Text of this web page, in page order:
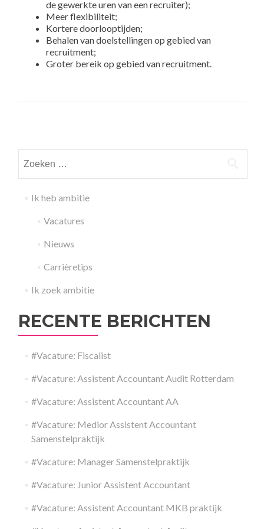
de gewerkte uren van een recruiter);
Meer flexibiliteit;
Kortere doorlooptijden;
Behalen van doelstellingen op gebied van
recruitment;
Groter bereik op gebied van recruitment.
naar:
Ik heb ambitie
Vacatures
Nieuws
Carrièretips
Ik zoek ambitie
RECENTE BERICHTEN
#Vacature: Fiscalist
#Vacature: Assistent Accountant Audit Rotterdam
#Vacature: Assistent Accountant AA
#Vacature: Medior Assistent Accountant
Samenstelpraktijk
#Vacature: Manager Samenstelpraktijk
#Vacature: Junior Assistent Accountant
#Vacature: Assistent Accountant MKB praktijk